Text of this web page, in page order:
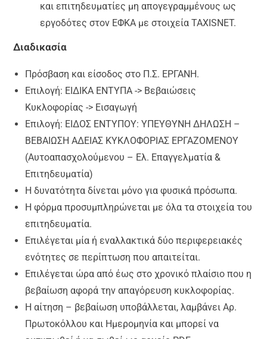
και επιτηδευματίες μη απογεγραμμένους ως
εργοδότες στον ΕΦΚΑ με στοιχεία TAXISNET.
Διαδικασία
Πρόσβαση και είσοδος στο Π.Σ. ΕΡΓΑΝΗ.
Επιλογή: ΕΙΔΙΚΑ ΕΝΤΥΠΑ -> Βεβαιώσεις
Κυκλοφορίας -> Εισαγωγή
Επιλογή: ΕΙΔΟΣ ΕΝΤΥΠΟΥ: ΥΠΕΥΘΥΝΗ ΔΗΛΩΣΗ –
ΒΕΒΑΙΩΣΗ ΑΔΕΙΑΣ ΚΥΚΛΟΦΟΡΙΑΣ ΕΡΓΑΖΟΜΕΝΟΥ
(Αυτοαπασχολούμενου – Ελ. Επαγγελματία &
Επιτηδευματία)
Η δυνατότητα δίνεται μόνο για φυσικά πρόσωπα.
Η φόρμα προσυμπληρώνεται με όλα τα στοιχεία του
επιτηδευματία.
Επιλέγεται μία ή εναλλακτικά δύο περιφερειακές
ενότητες σε περίπτωση που απαιτείται.
Επιλέγεται ώρα από έως στο χρονικό πλαίσιο που η
βεβαίωση αφορά την απαγόρευση κυκλοφορίας.
Η αίτηση – βεβαίωση υποβάλλεται, λαμβάνει Αρ.
Πρωτοκόλλου και Ημερομηνία και μπορεί να